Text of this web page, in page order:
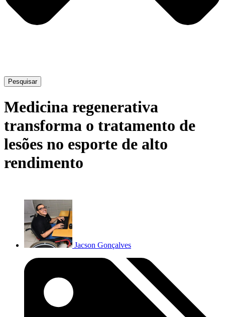
Pesquisar
Medicina regenerativa
transforma o tratamento de
lesões no esporte de alto
rendimento
Jacson Gonçalves